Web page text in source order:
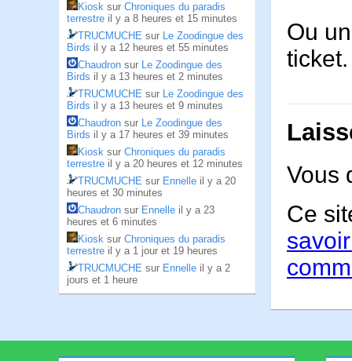
Kiosk sur Chroniques du paradis
terrestre il y a 8 heures et 15 minutes
TRUCMUCHE sur Le Zoodingue des
Birds il y a 12 heures et 55 minutes
Chaudron sur Le Zoodingue des
Birds il y a 13 heures et 2 minutes
TRUCMUCHE sur Le Zoodingue des
Birds il y a 13 heures et 9 minutes
Chaudron sur Le Zoodingue des
Birds il y a 17 heures et 39 minutes
Kiosk sur Chroniques du paradis
terrestre il y a 20 heures et 12 minutes
TRUCMUCHE sur Ennelle il y a 20
heures et 30 minutes
Chaudron sur Ennelle il y a 23
heures et 6 minutes
Kiosk sur Chroniques du paradis
terrestre il y a 1 jour et 19 heures
TRUCMUCHE sur Ennelle il y a 2
jours et 1 heure
Ou
Vous
Ce